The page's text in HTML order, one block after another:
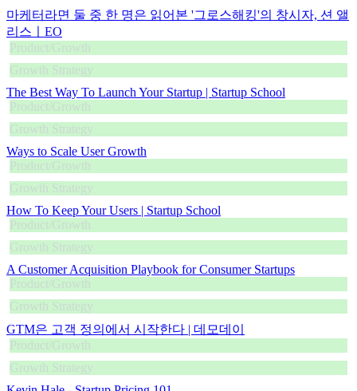
마케터라면 둘 중 한 명은 읽어본 '그로스해킹'의 창시자, 션 앨
리스ㅣEO
Product/Growth
Growth Strategy
The Best Way To Launch Your Startup | Startup School
Product/Growth
Growth Strategy
Ways to Scale User Growth
Product/Growth
Growth Strategy
How To Keep Your Users | Startup School
Product/Growth
Growth Strategy
A Customer Acquisition Playbook for Consumer Startups
Product/Growth
Growth Strategy
GTM은 고객 정의에서 시작한다 | 데모데이
Product/Growth
Growth Strategy